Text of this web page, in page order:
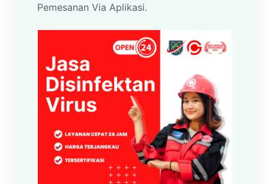
Pemesanan Via Aplikasi.